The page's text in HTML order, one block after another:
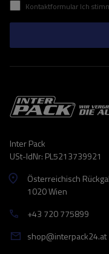
Kontaktformular Ich stimme der Verarbeitung meiner im
Inter Pack
USt-IdNr: PL5213739921
Österreichisch
1020 Wien
+43 720 775899
shop@interpack24.at